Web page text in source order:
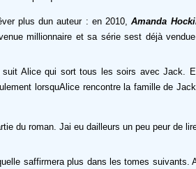
plus dun auteur : en 2010,Amanda
millionnaire et sa série sest déjà
Alice qui sort tous les soirs avec Jack.
lorsquAlice rencontre la famille de
du roman. Jai eu dailleurs un peu peur de
saffirmera plus dans les tomes